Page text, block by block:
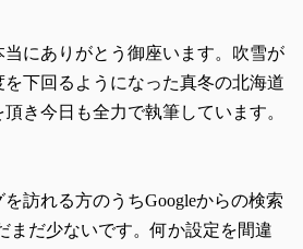
にありがとう御座います。吹雪が
下回るようになった真冬の北海道
き今日も全力で執筆しています。
訪れる方のうちGoogleからの検索
まだ少ないです。何か設定を間違